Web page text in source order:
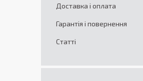
Доставка і оплата
Гарантія і повернення
Статті